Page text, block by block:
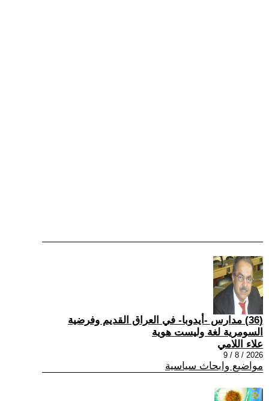
(36) مدارس -أيدوبا- في العراق القديم وفرضية
السومرية لغة وليست هوية
علاء اللامي
2026 / 8 / 9
مواضيع وابحاث سياسية